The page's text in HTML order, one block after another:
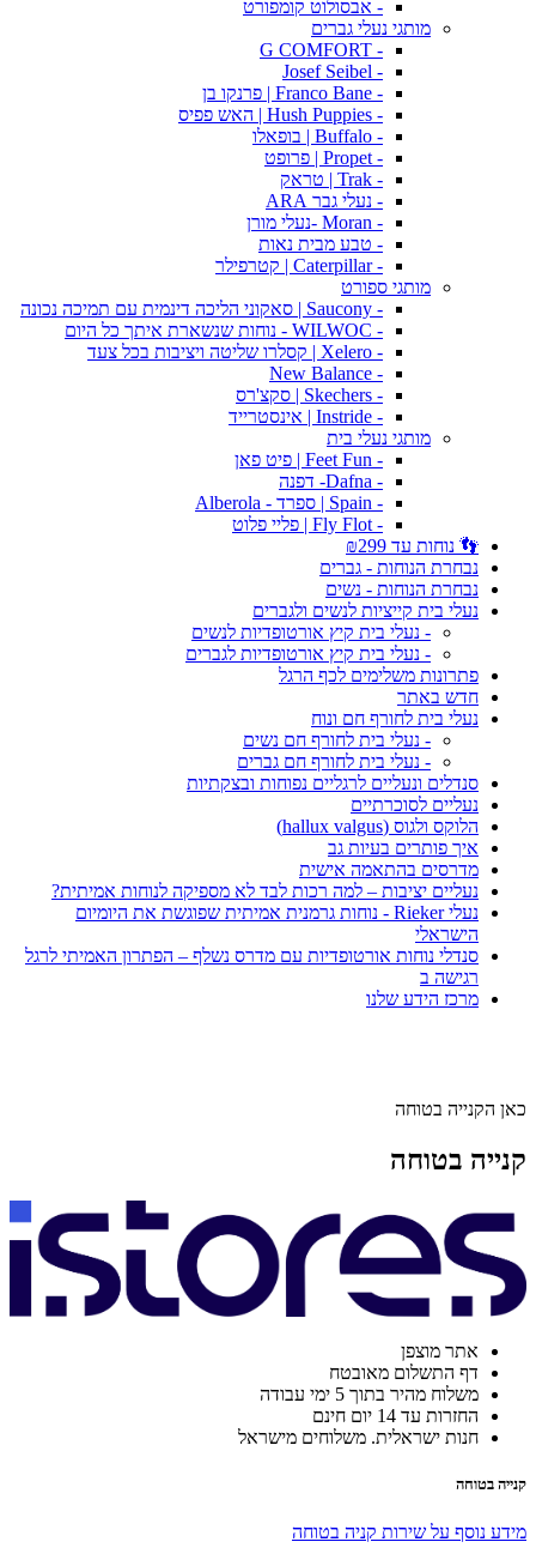
- אבסולוט קומפורט
מותגי נעלי גברים
- G COMFORT
- Josef Seibel
- Franco Bane | פרנקו בן
- Hush Puppies | האש פפיס
- Buffalo | בופאלו
- Propet | פרופט
- Trak | טראק
- נעלי גבר ARA
- Moran -נעלי מורן
- טבע מבית נאות
- Caterpillar | קטרפילר
מותגי ספורט
- Saucony | סאקוני הליכה דינמית עם תמיכה נכונה
- WILWOC - נוחות שנשארת איתך כל היום
- Xelero | קסלרו שליטה ויציבות בכל צעד
- New Balance
- Skechers | סקצ'רס
- Instride | אינסטרייד
מותגי נעלי בית
- Feet Fun | פיט פאן
- Dafna- דפנה
- Spain | ספרד - Alberola
- Fly Flot | פליי פלוט
👣 נוחות עד ₪299
נבחרת הנוחות - גברים
נבחרת הנוחות - נשים
נעלי בית קייציות לנשים ולגברים
- נעלי בית קיץ אורטופדיות לנשים
- נעלי בית קיץ אורטופדיות לגברים
פתרונות משלימים לכף הרגל
חדש באתר
נעלי בית לחורף חם ונוח
- נעלי בית לחורף חם נשים
- נעלי בית לחורף חם גברים
סנדלים ונעליים לרגליים נפוחות ובצקתיות
נעליים לסוכרתיים
הלוקס ולגוס (hallux valgus)
איך פותרים בעיות גב
מדרסים בהתאמה אישית
נעליים יציבות – למה רכות לבד לא מספיקה לנוחות אמיתית?
נעלי Rieker - נוחות גרמנית אמיתית שפוגשת את היומיום
הישראלי
סנדלי נוחות אורטופדיות עם מדרס נשלף – הפתרון האמיתי לרגל
רגישה ב
מרכז הידע שלנו
כאן הקנייה בטוחה
קנייה בטוחה
אתר מוצפן
דף התשלום מאובטח
משלוח מהיר בתוך 5 ימי עבודה
החזרות עד 14 יום חינם
חנות ישראלית. משלוחים מישראל
קנייה בטוחה
מידע נוסף על שירות קניה בטוחה